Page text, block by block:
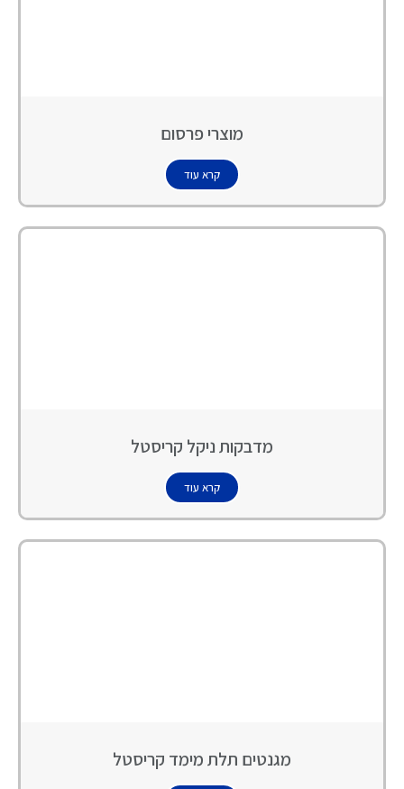
מוצרי פרסום
קרא עוד
מדבקות ניקל קריסטל
קרא עוד
מגנטים תלת מימד קריסטל